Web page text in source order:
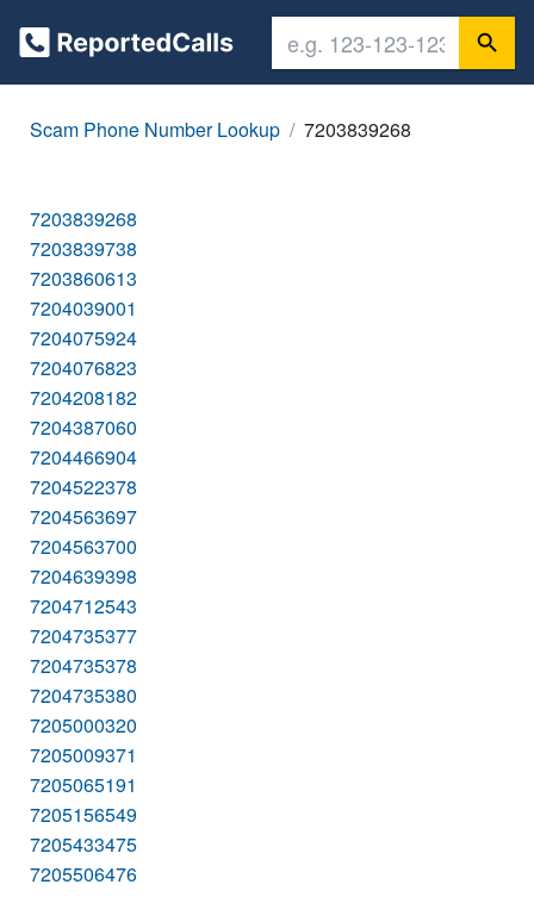
Scam Phone Number Lookup 7203839268
7203839268
7203839738
7203860613
7204039001
7204075924
7204076823
7204208182
7204387060
7204466904
7204522378
7204563697
7204563700
7204639398
7204712543
7204735377
7204735378
7204735380
7205000320
7205009371
7205065191
7205156549
7205433475
7205506476